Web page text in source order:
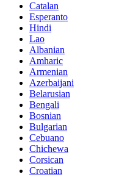
Catalan
Esperanto
Hindi
Lao
Albanian
Amharic
Armenian
Azerbaijani
Belarusian
Bengali
Bosnian
Bulgarian
Cebuano
Chichewa
Corsican
Croatian